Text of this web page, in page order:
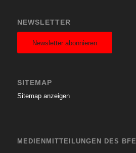
NEWSLETTER
Newsletter abonnieren
SITEMAP
Sitemap anzeigen
MEDIENMITTEILUNGEN DES BFE